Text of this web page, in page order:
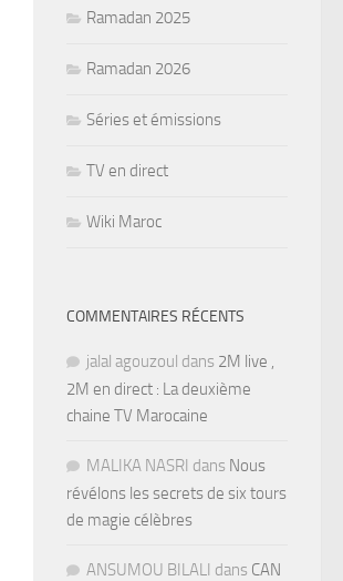
Ramadan 2025
Ramadan 2026
Séries et émissions
TV en direct
Wiki Maroc
COMMENTAIRES RÉCENTS
jalal agouzoul dans 2M live ,
2M en direct : La deuxième
chaine TV Marocaine
MALIKA NASRI dans Nous
révélons les secrets de six tours
de magie célèbres
ANSUMOU BILALI dans CAN